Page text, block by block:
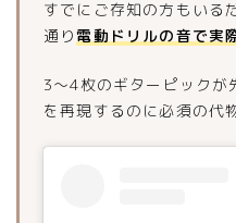
すでにご存知の方もいる
通り電動ドリルの音で実
3〜4枚のギターピックが
を再現するのに必須の代